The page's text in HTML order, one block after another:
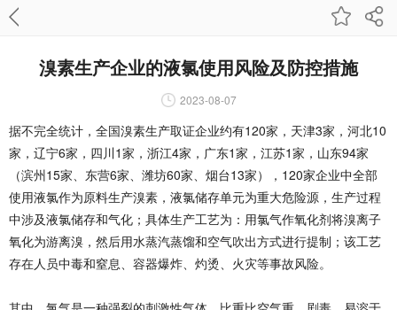
溴素生产企业的液氯使用风险及防控措施
2023-08-07
据不完全统计，全国溴素生产取证企业约有120家，天津3家，河北10
家，辽宁6家，四川1家，浙江4家，广东1家，江苏1家，山东94家
（滨州15家、东营6家、潍坊60家、烟台13家），120家企业中全部
使用液氯作为原料生产溴素，液氯储存单元为重大危险源，生产过程
中涉及液氯储存和气化；具体生产工艺为：用氯气作氧化剂将溴离子
氧化为游离溴，然后用水蒸汽蒸馏和空气吹出方式进行提制；该工艺
存在人员中毒和窒息、容器爆炸、灼烫、火灾等事故风险。